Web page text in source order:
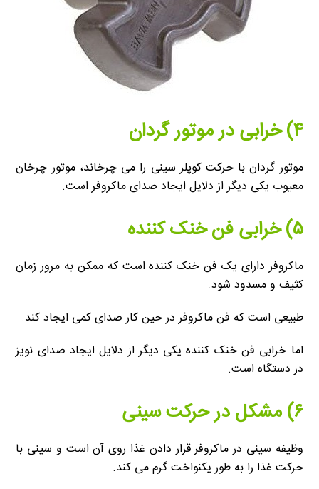
۴) خرابی در موتور گردان
موتور گردان با حرکت کوپلر سینی را می چرخاند، موتور چرخان
معیوب یکی دیگر از دلایل ایجاد صدای ماکروفر است.
۵) خرابی فن خنک کننده
ماکروفر دارای یک فن خنک کننده است که ممکن به مرور زمان
کثیف و مسدود شود.
طبیعی است که فن ماکروفر در حین کار صدای کمی ایجاد کند.
اما خرابی فن خنک کننده یکی دیگر از دلایل ایجاد صدای نویز
در دستگاه است.
۶) مشکل در حرکت سینی
وظیفه سینی در ماکروفر قرار دادن غذا روی آن است و سینی با
حرکت غذا را به طور یکنواخت گرم می کند.